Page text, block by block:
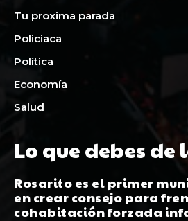
Tu proxima parada
Policiaca
Política
Economía
Salud
Lo que debes de
Rosarito es el primer
en crear consejo para
cohabitación forzada